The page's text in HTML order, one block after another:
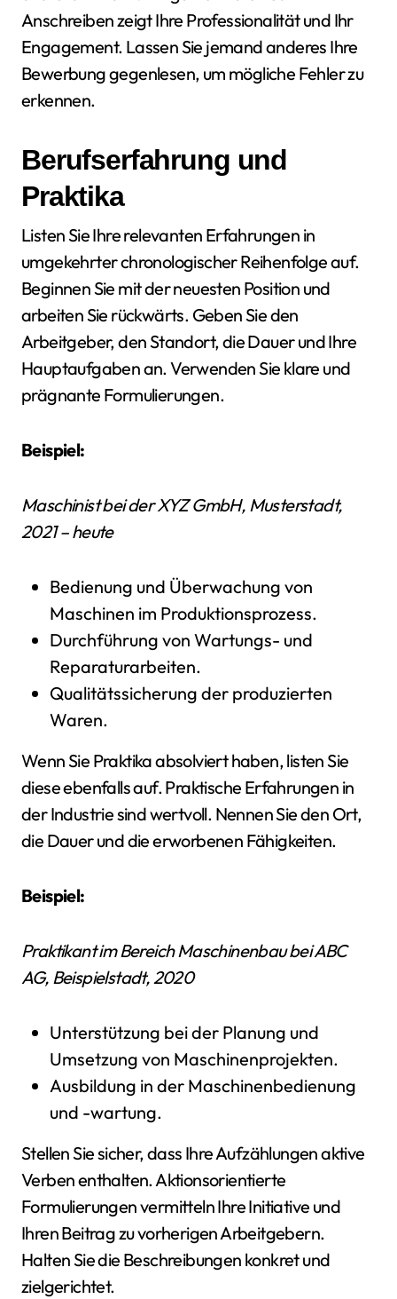
Anschreiben zeigt Ihre Professionalität und Ihr
Engagement. Lassen Sie jemand anderes Ihre
Bewerbung gegenlesen, um mögliche Fehler zu
erkennen.
Berufserfahrung und
Praktika
Listen Sie Ihre relevanten Erfahrungen in
umgekehrter chronologischer Reihenfolge auf.
Beginnen Sie mit der neuesten Position und
arbeiten Sie rückwärts. Geben Sie den
Arbeitgeber, den Standort, die Dauer und Ihre
Hauptaufgaben an. Verwenden Sie klare und
prägnante Formulierungen.
Beispiel:
Maschinist bei der XYZ GmbH, Musterstadt,
2021 – heute
Bedienung und Überwachung von
Maschinen im Produktionsprozess.
Durchführung von Wartungs- und
Reparaturarbeiten.
Qualitätssicherung der produzierten
Waren.
Wenn Sie Praktika absolviert haben, listen Sie
diese ebenfalls auf. Praktische Erfahrungen in
der Industrie sind wertvoll. Nennen Sie den Ort,
die Dauer und die erworbenen Fähigkeiten.
Beispiel:
Praktikant im Bereich Maschinenbau bei ABC
AG, Beispielstadt, 2020
Unterstützung bei der Planung und
Umsetzung von Maschinenprojekten.
Ausbildung in der Maschinenbedienung
und -wartung.
Stellen Sie sicher, dass Ihre Aufzählungen aktive
Verben enthalten. Aktionsorientierte
Formulierungen vermitteln Ihre Initiative und
Ihren Beitrag zu vorherigen Arbeitgebern.
Halten Sie die Beschreibungen konkret und
zielgerichtet.